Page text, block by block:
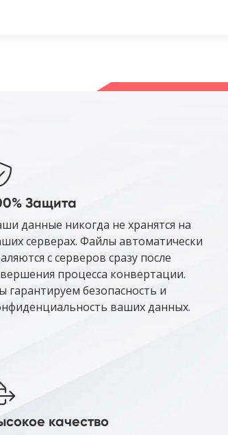
Защита
данные никогда не хранятся на
серверах. Файлы автоматически
с серверов сразу после
процесса конвертации.
гарантируем безопасность и
ваших данных.
качество